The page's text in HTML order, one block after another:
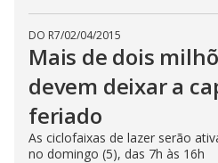
DO R7/02/04/2015
Mais de dois
devem deixar a
feriado
As ciclofaixas de lazer serão
no domingo (5), das 7h às 16h